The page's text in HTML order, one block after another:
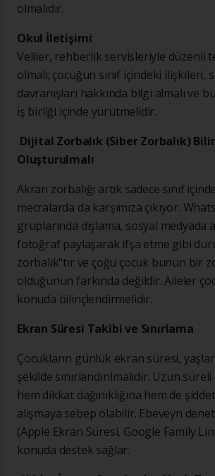
olmalıdır.
Okul İletişimi:
Veliler, rehberlik servisleriyle düzenli
olmalı; çocuğun sınıf içindeki ilişkileri,
davranışları hakkında bilgi almalı ve
iş birliği içinde yürütmelidir.
Dijital Zorbalık (Siber Zorbalık)
Oluşturulmalı
Akran zorbalığı artık sadece sınıf
mecralarda da karşımıza çıkıyor.
gruplarında dışlama, sosyal medyada
fotoğraf paylaşarak ifşa etme gibi
zorbalık"tır ve çoğu çocuk bunun bir
olduğunun farkında değildir. Aileler
konuda bilinçlendirmelidir.
Ekran Süresi Takibi ve Sınırlama
Çocukların günlük ekran süresi,
şekilde sınırlandırılmalıdır. Uzun
hem dikkat dağınıklığına hem de
alışmaya sebep olabilir. Ebeveyn
(Apple Ekran Süresi, Google Family
konuda destek sağlar.